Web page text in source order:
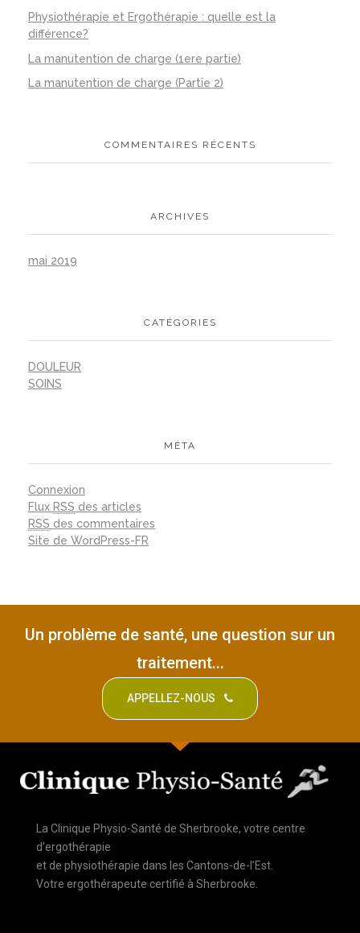
Physiothérapie et Ergothérapie : quelle est la
différence?
La manutention de charge (1ere partie)
La manutention de charge (Partie 2)
COMMENTAIRES RÉCENTS
ARCHIVES
mai 2019
CATÉGORIES
DOULEUR
SOINS
MÉTA
Connexion
Flux RSS des articles
RSS des commentaires
Site de WordPress-FR
Un problème de santé, une question sur un
traitement...
APPELLEZ-NOUS
La Clinique Physio-Santé de Sherbrooke, votre centre
d’ergothérapie
et de physiothérapie dans les Cantons-de-l’Est.
Votre ergothérapeute certifié à Sherbrooke.